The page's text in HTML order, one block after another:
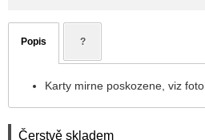
Popis ?
Karty mirne poskozene, viz foto.
Čerstvě skladem